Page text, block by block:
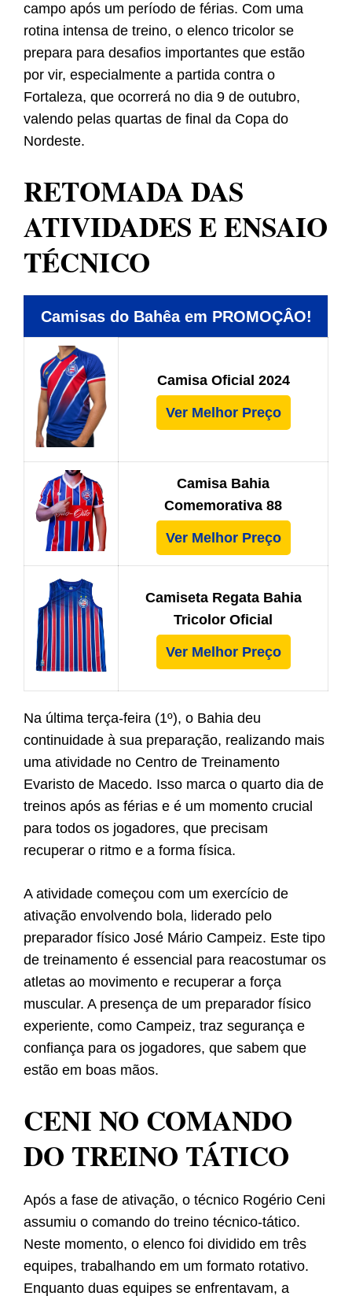
campo após um período de férias. Com uma
rotina intensa de treino, o elenco tricolor se
prepara para desafios importantes que estão
por vir, especialmente a partida contra o
Fortaleza, que ocorrerá no dia 9 de outubro,
valendo pelas quartas de final da Copa do
Nordeste.
RETOMADA DAS
ATIVIDADES E ENSAIO
TÉCNICO
Camisas do Bahêa em PROMOÇÂO!
Camisa Oficial 2024
Ver Melhor Preço
Camisa Bahia
Comemorativa 88
Ver Melhor Preço
Camiseta Regata Bahia
Tricolor Oficial
Ver Melhor Preço
Na última terça-feira (1º), o Bahia deu
continuidade à sua preparação, realizando mais
uma atividade no Centro de Treinamento
Evaristo de Macedo. Isso marca o quarto dia de
treinos após as férias e é um momento crucial
para todos os jogadores, que precisam
recuperar o ritmo e a forma física.
A atividade começou com um exercício de
ativação envolvendo bola, liderado pelo
preparador físico José Mário Campeiz. Este tipo
de treinamento é essencial para reacostumar os
atletas ao movimento e recuperar a força
muscular. A presença de um preparador físico
experiente, como Campeiz, traz segurança e
confiança para os jogadores, que sabem que
estão em boas mãos.
CENI NO COMANDO
DO TREINO TÁTICO
Após a fase de ativação, o técnico Rogério Ceni
assumiu o comando do treino técnico-tático.
Neste momento, o elenco foi dividido em três
equipes, trabalhando em um formato rotativo.
Enquanto duas equipes se enfrentavam, a